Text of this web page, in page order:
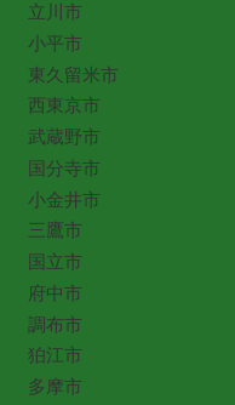
立川市
小平市
東久留米市
西東京市
武蔵野市
国分寺市
小金井市
三鷹市
国立市
府中市
調布市
狛江市
多摩市